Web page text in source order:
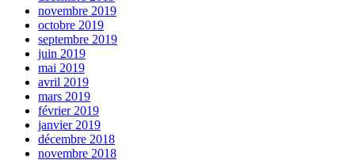
novembre 2019
octobre 2019
septembre 2019
juin 2019
mai 2019
avril 2019
mars 2019
février 2019
janvier 2019
décembre 2018
novembre 2018